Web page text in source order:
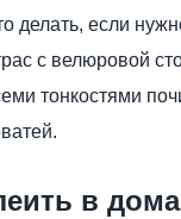
делать, если
с велюровой
тонкостями
в